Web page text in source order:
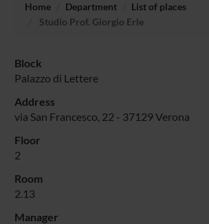
Home Department
List of places
Studio Prof. Giorgio Erle
Block
Palazzo di Lettere
Address
via San Francesco, 22 - 37129 Verona
Floor
2
Room
2.13
Manager